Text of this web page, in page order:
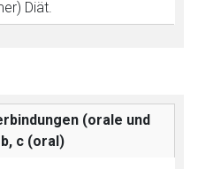
Diät.
(orale und
b, c (oral)